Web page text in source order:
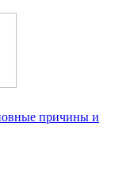
причины и